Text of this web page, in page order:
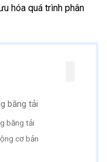
hóa quá trình phân
băng tải
băng tải
cơ bản